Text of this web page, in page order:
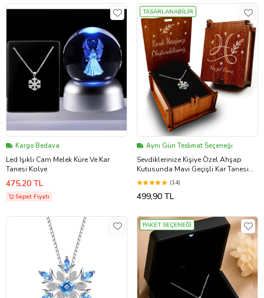
Kargo Bedava
Led Işıklı Cam Melek Küre Ve Kar
Tanesi Kolye
475,20 TL
Sepet Fiyatı
TASARLANABİLİR
Aynı Gün Teslimat Seçeneği
Sevdiklerinize Kişiye Özel Ahşap
Kutusunda Mavi Geçişli Kar Tanesi
Kolye
(14)
499,90 TL
PAKET SEÇENEĞİ